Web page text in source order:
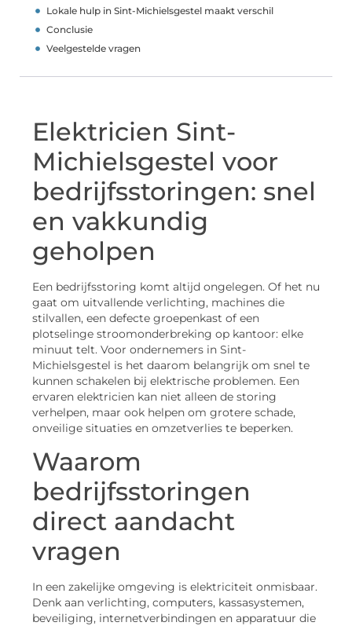
Lokale hulp in Sint-Michielsgestel maakt verschil
Conclusie
Veelgestelde vragen
Elektricien Sint-
Michielsgestel voor
bedrijfsstoringen: snel
en vakkundig
geholpen
Een bedrijfsstoring komt altijd ongelegen. Of het nu
gaat om uitvallende verlichting, machines die
stilvallen, een defecte groepenkast of een
plotselinge stroomonderbreking op kantoor: elke
minuut telt. Voor ondernemers in Sint-
Michielsgestel is het daarom belangrijk om snel te
kunnen schakelen bij elektrische problemen. Een
ervaren elektricien kan niet alleen de storing
verhelpen, maar ook helpen om grotere schade,
onveilige situaties en omzetverlies te beperken.
Waarom
bedrijfsstoringen
direct aandacht
vragen
In een zakelijke omgeving is elektriciteit onmisbaar.
Denk aan verlichting, computers, kassasystemen,
beveiliging, internetverbindingen en apparatuur die